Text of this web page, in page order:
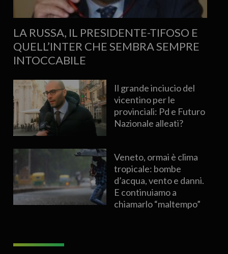
LA RUSSA, IL PRESIDENTE-TIFOSO E
QUELL’INTER CHE SEMBRA SEMPRE
INTOCCABILE
Il grande inciucio del
vicentino per le
provinciali: Pd e Futuro
Nazionale alleati?
Veneto, ormai è clima
tropicale: bombe
d’acqua, vento e danni.
E continuiamo a
chiamarlo “maltempo”